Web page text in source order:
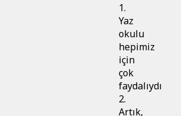
1.
Yaz
okulu
hepimiz
için
çok
faydalıydı
2.
Artık,